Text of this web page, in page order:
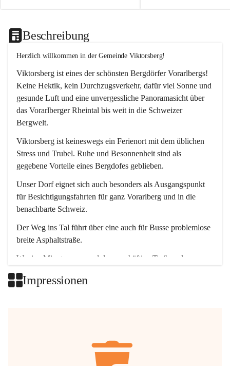
Beschreibung
Herzlich willkommen in der Gemeinde Viktorsberg!
Viktorsberg ist eines der schönsten Bergdörfer Vorarlbergs!
Keine Hektik, kein Durchzugsverkehr, dafür viel Sonne und
gesunde Luft und eine unvergessliche Panoramasicht über
das Vorarlberger Rheintal bis weit in die Schweizer
Bergwelt.
Viktorsberg ist keineswegs ein Ferienort mit dem üblichen
Stress und Trubel. Ruhe und Besonnenheit sind als
gegebene Vorteile eines Bergdofes geblieben.
Unser Dorf eignet sich auch besonders als Ausgangspunkt
für Besichtigungsfahrten für ganz Vorarlberg und in die
benachbarte Schweiz.
Der Weg ins Tal führt über eine auch für Busse problemlose
breite Asphaltstraße.
Wenige Minuten nur, und das geschäftige Treiben der
Impressionen